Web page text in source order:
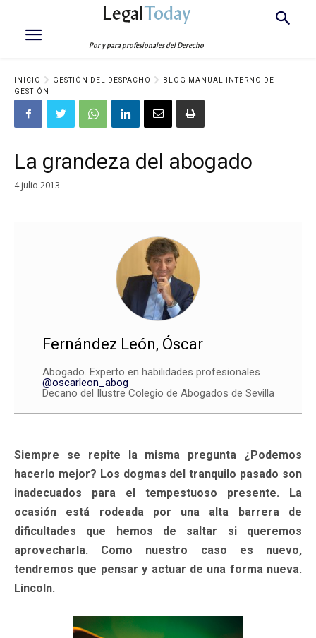
LegalToday
Por y para profesionales del Derecho
INICIO GESTIÓN DEL DESPACHO
BLOG MANUAL INTERNO DE
GESTIÓN
La grandeza del abogado
4 julio 2013
Fernández León, Óscar
Abogado. Experto en habilidades profesionales
@oscarleon_abog
Decano del Ilustre Colegio de Abogados de Sevilla
Siempre se repite la misma pregunta ¿Podemos
hacerlo mejor? Los dogmas del tranquilo pasado son
inadecuados para el tempestuoso presente. La
ocasión está rodeada por una alta barrera de
dificultades que hemos de saltar si queremos
aprovecharla. Como nuestro caso es nuevo,
tendremos que pensar y actuar de una forma nueva.
Lincoln.